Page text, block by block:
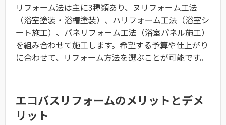
リフォーム法は主に3種類あり、ヌリフォーム工法
（浴室塗装・浴槽塗装）、ハリフォーム工法（浴室シ
ート施工）、パネリフォーム工法（浴室パネル施工）
を組み合わせて施工します。希望する予算や仕上がり
に合わせて、リフォーム方法を選ぶことが可能です。
エコバスリフォームのメリットとデメ
リット